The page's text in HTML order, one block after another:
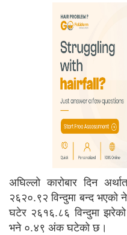
अघिल्लो कारोबार दिन
२६२०.९२ विन्दुमा बन्द
घटेर २६१६.८६ विन्दुमा
भने ०.४९ अंक घटेको छ।